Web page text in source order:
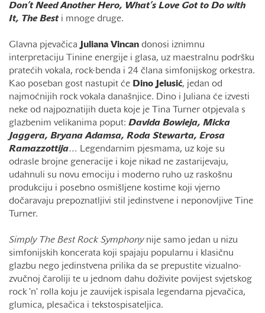
Don’t Need Another Hero, What’s Love Got to Do with
It, The Best i mnoge druge.
Glavna pjevačica Juliana Vincan donosi iznimnu
interpretaciju Tinine energije i glasa, uz maestralnu podršku
pratećih vokala, rock-benda i 24 člana simfonijskog orkestra.
Kao poseban gost nastupit će Dino Jelusić, jedan od
najmoćnijih rock vokala današnjice. Dino i Juliana će izvesti
neke od najpoznatijih dueta koje je Tina Turner otpjevala s
glazbenim velikanima poput: Davida Bowieja, Micka
Jaggera, Bryana Adamsa, Roda Stewarta, Erosa
Ramazzottija… Legendarnim pjesmama, uz koje su
odrasle brojne generacije i koje nikad ne zastarijevaju,
udahnuli su novu emociju i moderno ruho uz raskošnu
produkciju i posebno osmišljene kostime koji vjerno
dočaravaju prepoznatljivi stil jedinstvene i neponovljive Tine
Turner.
Simply The Best Rock Symphonynije samo jedan u nizu
simfonijskih koncerata koji spajaju popularnu i klasičnu
glazbu nego jedinstvena prilika da se prepustite vizualno-
zvučnoj čaroliji te u jednom dahu doživite povijest svjetskog
rock 'n' rolla koju je zauvijek ispisala legendarna pjevačica,
glumica, plesačica i tekstospisateljica.